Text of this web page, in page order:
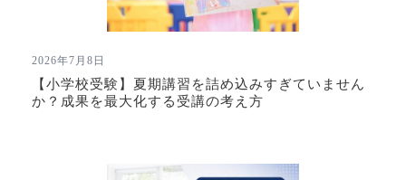
2026年7月8日
【小学校受験】夏期講習を詰め込みすぎていません
か？成果を最大化する受講の考え方